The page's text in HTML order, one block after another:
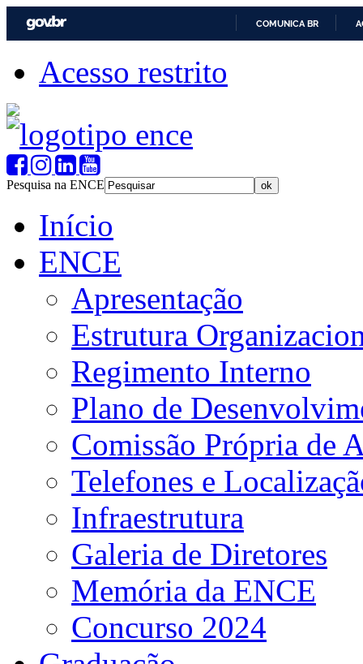
COMUNICA BR
Acesso restrito
Pesquisa na ENCE
Início
ENCE
Apresentação
Estrutura
Regimento Interno
Plano de
Comissão Própria de
Telefones e
Infraestrutura
Galeria de Diretores
Memória da ENCE
Concurso 2024